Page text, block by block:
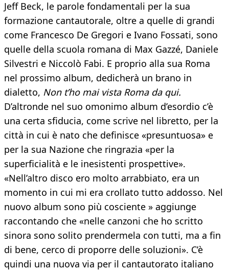
Jeff Beck, le parole fondamentali per la sua
formazione cantautorale, oltre a quelle di grandi
come Francesco De Gregori e Ivano Fossati, sono
quelle della scuola romana di Max Gazzé, Daniele
Silvestri e Niccolò Fabi. E proprio alla sua Roma
nel prossimo album, dedicherà un brano in
dialetto, Non t’ho mai vista Roma da qui.
D’altronde nel suo omonimo album d’esordio c’è
una certa sfiducia, come scrive nel libretto, per la
città in cui è nato che definisce «presuntuosa» e
per la sua Nazione che ringrazia «per la
superficialità e le inesistenti prospettive».
«Nell’altro disco ero molto arrabbiato, era un
momento in cui mi era crollato tutto addosso. Nel
nuovo album sono più cosciente » aggiunge
raccontando che «nelle canzoni che ho scritto
sinora sono solito prendermela con tutti, ma a fin
di bene, cerco di proporre delle soluzioni». C’è
quindi una nuova via per il cantautorato italiano